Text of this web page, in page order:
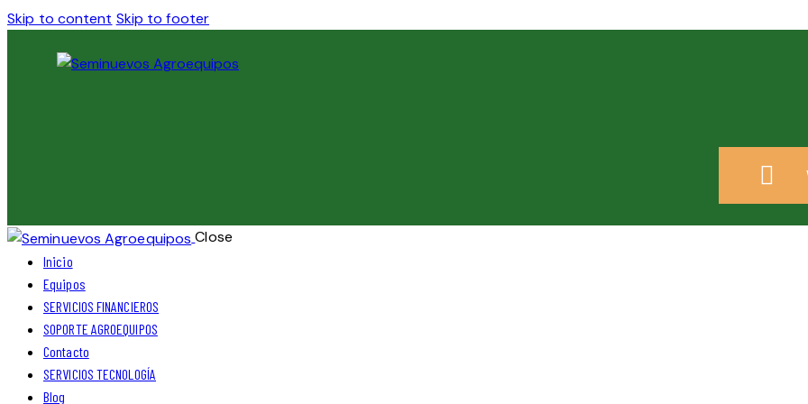
Skip to content Skip to footer
Close
Inicio
Equipos
SERVICIOS FINANCIEROS
SOPORTE AGROEQUIPOS
Contacto
SERVICIOS TECNOLOGÍA
Blog